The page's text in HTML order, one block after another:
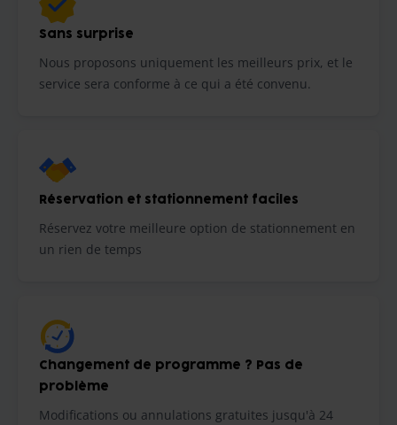
Sans surprise
Nous proposons uniquement les meilleurs prix, et le
service sera conforme à ce qui a été convenu.
Réservation et stationnement faciles
Réservez votre meilleure option de stationnement en
un rien de temps
Changement de programme ? Pas de
problème
Modifications ou annulations gratuites jusqu'à 24